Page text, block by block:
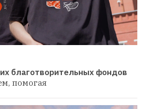
благотворительных фондов
помогая